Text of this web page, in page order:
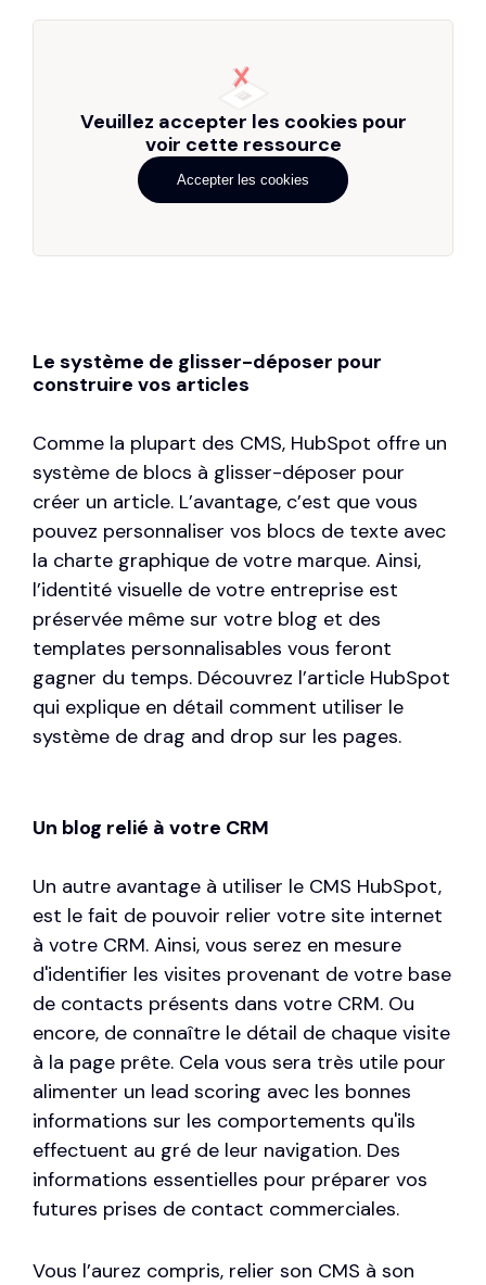
Veuillez accepter les cookies pour
voir cette ressource
Accepter les cookies
Le système de glisser-déposer pour
construire vos articles
Comme la plupart des CMS, HubSpot offre un
système de blocs à glisser-déposer pour
créer un article. L’avantage, c’est que vous
pouvez personnaliser vos blocs de texte avec
la charte graphique de votre marque. Ainsi,
l’identité visuelle de votre entreprise est
préservée même sur votre blog et des
templates personnalisables vous feront
gagner du temps. Découvrez l’article HubSpot
qui explique en détail comment utiliser le
système de drag and drop sur les pages.
Un blog relié à votre CRM
Un autre avantage à utiliser le CMS HubSpot,
est le fait de pouvoir relier votre site internet
à votre CRM. Ainsi, vous serez en mesure
d'identifier les visites provenant de votre base
de contacts présents dans votre CRM. Ou
encore, de connaître le détail de chaque visite
à la page prête. Cela vous sera très utile pour
alimenter un lead scoring avec les bonnes
informations sur les comportements qu'ils
effectuent au gré de leur navigation. Des
informations essentielles pour préparer vos
futures prises de contact commerciales.
Vous l’aurez compris, relier son CMS à son